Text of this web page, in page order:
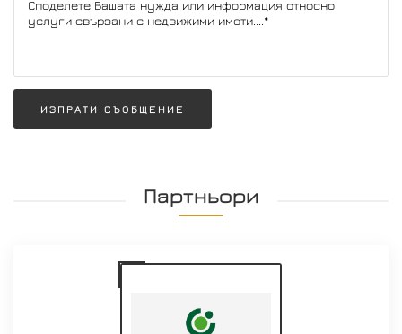
ИЗПРАТИ СЪОБЩЕНИЕ
Партньори